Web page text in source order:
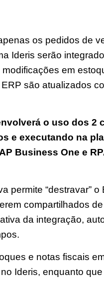
os pedidos de
Ideris serão
em
são atualizados
o uso dos 2
e executando na
Business One e
permite “destravar”
compartilhados
da integração,
e notas fiscais
Ideris, enquanto